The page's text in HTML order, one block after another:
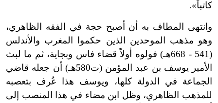
كاتباً».
وانتهى المطاف به أن أصبح حجة في الفقه الظاهري،
وهو مذهب الموحدين الذين حكموا المغرب والأندلس
(541 - 668هـ) فولوه أولاً قضاء فاس وبجاية، ثم ما لبث
الأمير يوسف بن عبد المؤمن (ت580هـ) أن جعله قاضي
الجماعة في الدولة كلها، ويوسف هذا عُرف بتعصبه
للمذهب الظاهري، وظل ابن مضاء في هذا المنصب إلى